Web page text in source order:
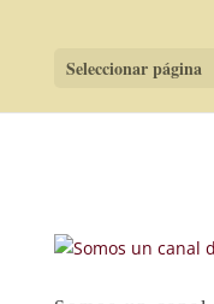
Seleccionar página